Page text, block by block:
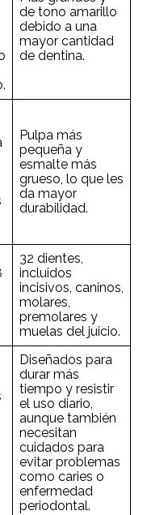
de tono amarillo
debido a una
mayor cantidad
de dentina.
Pulpa más
pequeña y
esmalte más
grueso, lo que les
da mayor
durabilidad.
32 dientes,
incluidos
incisivos, caninos,
molares,
premolares y
muelas del juicio.
Diseñados para
durar más
tiempo y resistir
el uso diario,
aunque también
necesitan
cuidados para
evitar problemas
como caries o
enfermedad
periodontal.